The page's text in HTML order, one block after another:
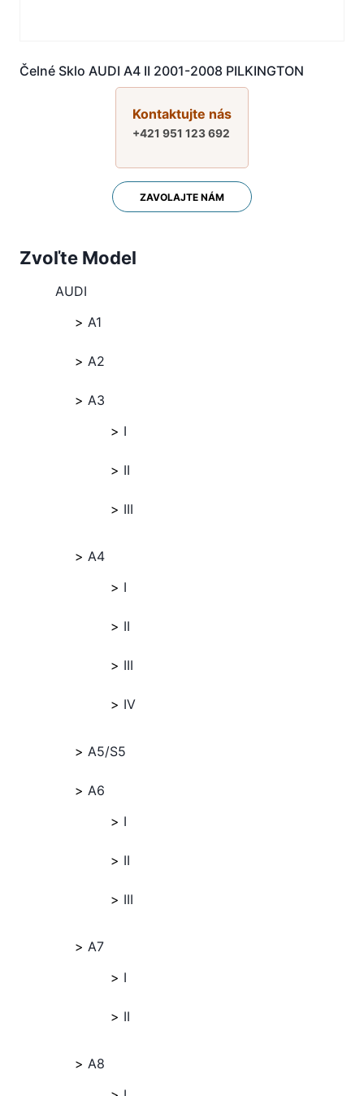
Čelné Sklo AUDI A4 II 2001-2008 PILKINGTON
Kontaktujte nás
+421 951 123 692
ZAVOLAJTE NÁM
Zvoľte Model
AUDI
A1
A2
A3
I
II
III
A4
I
II
III
IV
A5/S5
A6
I
II
III
A7
I
II
A8